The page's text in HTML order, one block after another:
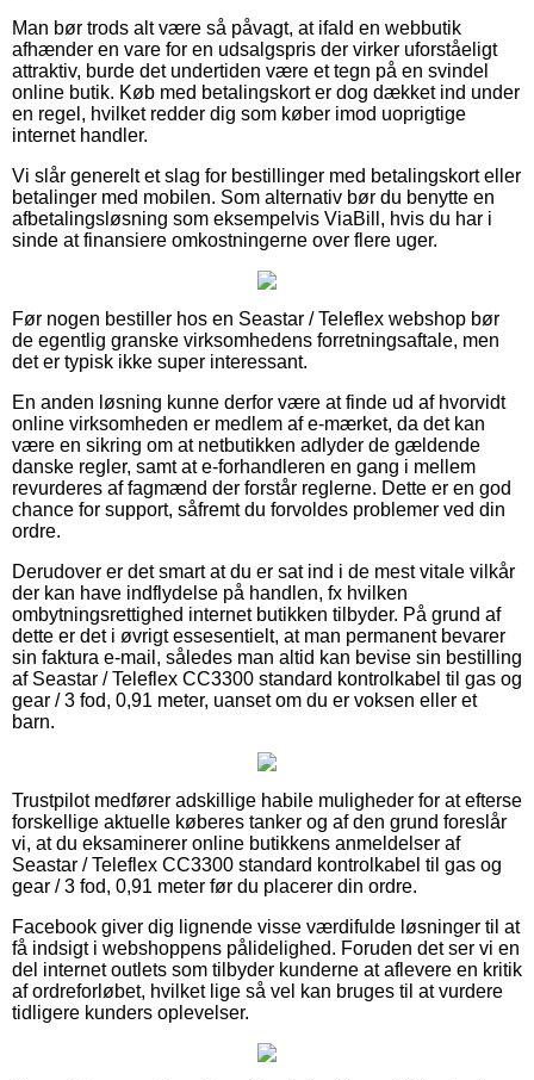
Man bør trods alt være så påvagt, at ifald en webbutik
afhænder en vare for en udsalgspris der virker uforståeligt
attraktiv, burde det undertiden være et tegn på en svindel
online butik. Køb med betalingskort er dog dækket ind under
en regel, hvilket redder dig som køber imod uoprigtige
internet handler.
Vi slår generelt et slag for bestillinger med betalingskort eller
betalinger med mobilen. Som alternativ bør du benytte en
afbetalingsløsning som eksempelvis ViaBill, hvis du har i
sinde at finansiere omkostningerne over flere uger.
Før nogen bestiller hos en Seastar / Teleflex webshop bør
de egentlig granske virksomhedens forretningsaftale, men
det er typisk ikke super interessant.
En anden løsning kunne derfor være at finde ud af hvorvidt
online virksomheden er medlem af e-mærket, da det kan
være en sikring om at netbutikken adlyder de gældende
danske regler, samt at e-forhandleren en gang i mellem
revurderes af fagmænd der forstår reglerne. Dette er en god
chance for support, såfremt du forvoldes problemer ved din
ordre.
Derudover er det smart at du er sat ind i de mest vitale vilkår
der kan have indflydelse på handlen, fx hvilken
ombytningsrettighed internet butikken tilbyder. På grund af
dette er det i øvrigt essesentielt, at man permanent bevarer
sin faktura e-mail, således man altid kan bevise sin bestilling
af Seastar / Teleflex CC3300 standard kontrolkabel til gas og
gear / 3 fod, 0,91 meter, uanset om du er voksen eller et
barn.
Trustpilot medfører adskillige habile muligheder for at efterse
forskellige aktuelle køberes tanker og af den grund foreslår
vi, at du eksaminerer online butikkens anmeldelser af
Seastar / Teleflex CC3300 standard kontrolkabel til gas og
gear / 3 fod, 0,91 meter før du placerer din ordre.
Facebook giver dig lignende visse værdifulde løsninger til at
få indsigt i webshoppens pålidelighed. Foruden det ser vi en
del internet outlets som tilbyder kunderne at aflevere en kritik
af ordreforløbet, hvilket lige så vel kan bruges til at vurdere
tidligere kunders oplevelser.